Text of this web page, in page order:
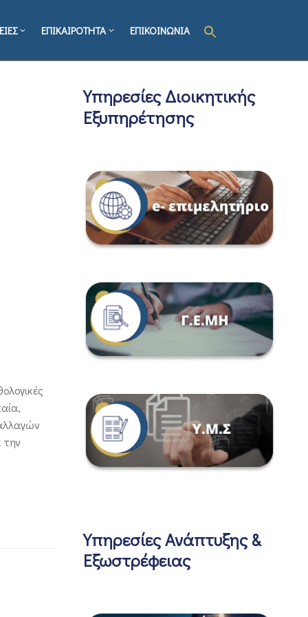
ΕΠΙΚΑΙΡΟΤΗΤΑ ΕΠΙΚΟΙΝΩΝΙΑ
Υπηρεσίες Διοικητικής
Εξυπηρέτησης
Υπηρεσίες Ανάπτυξης &
Εξωστρέφειας